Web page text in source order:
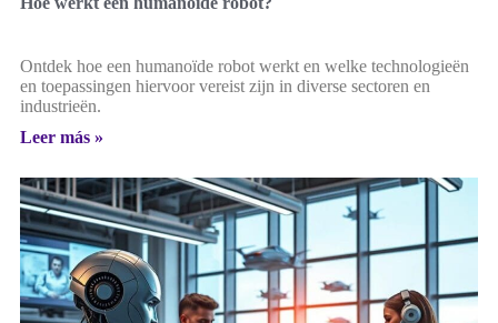
Ontdek hoe een humanoïde robot werkt en welke technologieën
en toepassingen hiervoor vereist zijn in diverse sectoren en
industrieën.
Leer más »